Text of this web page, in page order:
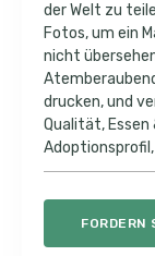
der Welt zu
Fotos, um ein
nicht
drucken, und
Qualität,
FORDERN